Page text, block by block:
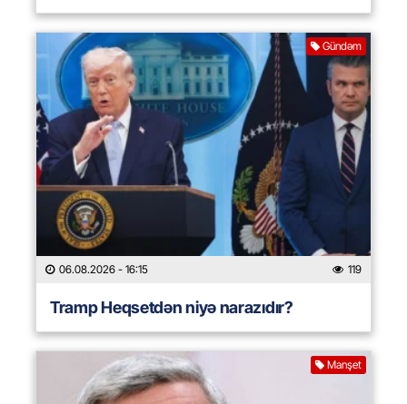
Gündəm
06.08.2026 - 16:15 119
Tramp Heqsetdən niyə narazıdır?
Manşet